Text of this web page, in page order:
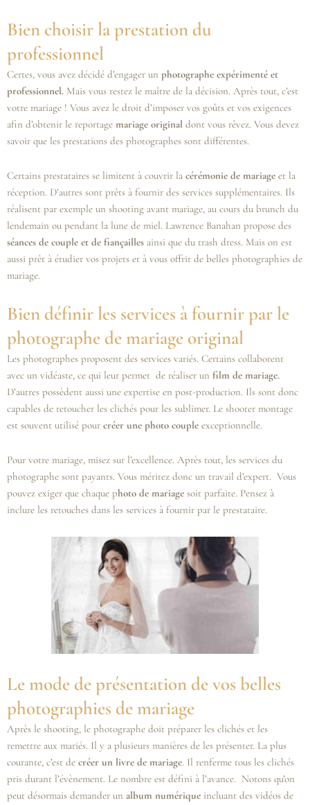
Bien choisir la prestation du
professionnel
Certes, vous avez décidé d’engager un photographe expérimenté et
professionnel. Mais vous restez le maître de la décision. Après tout, c’est
votre mariage ! Vous avez le droit d’imposer vos goûts et vos exigences
afin d’obtenir le reportage mariage original dont vous rêvez. Vous devez
savoir que les prestations des photographes sont différentes.
Certains prestataires se limitent à couvrir la cérémonie de mariage et la
réception. D’autres sont prêts à fournir des services supplémentaires. Ils
réalisent par exemple un shooting avant mariage, au cours du brunch du
lendemain ou pendant la lune de miel. Lawrence Banahan propose des
séances de couple et de fiançailles ainsi que du trash dress. Mais on est
aussi prêt à étudier vos projets et à vous offrir de belles photographies de
mariage.
Bien définir les services à fournir par le
photographe de mariage original
Les photographes proposent des services variés. Certains collaborent
avec un vidéaste, ce qui leur permet de réaliser un film de mariage.
D’autres possèdent aussi une expertise en post-production. Ils sont donc
capables de retoucher les clichés pour les sublimer. Le shooter montage
est souvent utilisé pour créer une photo couple exceptionnelle.
Pour votre mariage, misez sur l’excellence. Après tout, les services du
photographe sont payants. Vous méritez donc un travail d’expert. Vous
pouvez exiger que chaque photo de mariage soit parfaite. Pensez à
inclure les retouches dans les services à fournir par le prestataire.
Le mode de présentation de vos belles
photographies de mariage
Après le shooting, le photographe doit préparer les clichés et les
remettre aux mariés. Il y a plusieurs manières de les présenter. La plus
courante, c’est de créer un livre de mariage. Il renferme tous les clichés
pris durant l’évènement. Le nombre est défini à l’avance. Notons qu’on
peut désormais demander un album numérique incluant des vidéos de